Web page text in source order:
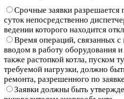
Срочные заявки разрешается
суток непосредственно
ведении которого находится
Время операций, связанных
вводом в работу оборудования
также растопкой котла, пуском
требуемой нагрузки, должно
ремонта, разрешенного по заявке
Заявки должны быть